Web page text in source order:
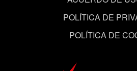
en el menú «Ajustes» de más
POLÍTICA DE
POLÍTICA DE